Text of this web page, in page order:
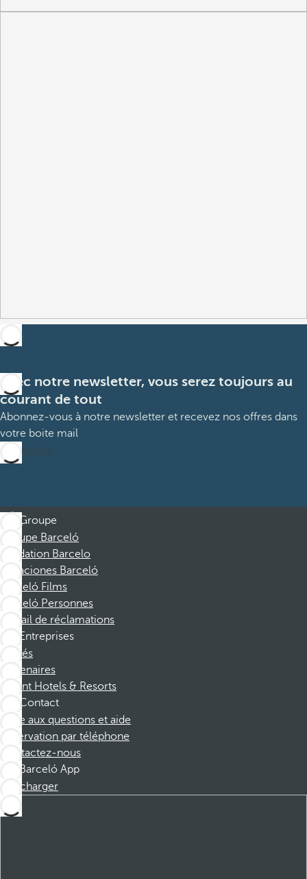
Avec notre newsletter, vous serez toujours au
courant de tout
Abonnez-vous à notre newsletter et recevez nos offres dans
votre boite mail
M’abonner
Groupe
Groupe Barceló
Fondation Barcelo
Vacaciones Barceló
Barceló Films
Barceló Personnes
Portail de réclamations
Entreprises
Affiliés
Partenaires
Dorint Hotels & Resorts
Contact
Foire aux questions et aide
Réservation par téléphone
Contactez-nous
Barceló App
Télécharger